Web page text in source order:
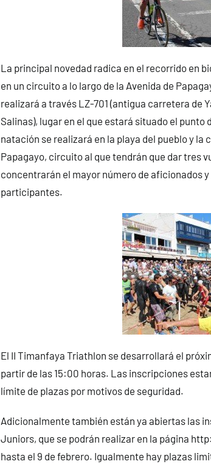
La principal novedad radica en el recorrido en
en un circuito a lo largo de la Avenida de
realizará a través LZ-701 (antigua carretera de
Salinas), lugar en el que estará situado el
natación se realizará en la playa del pueblo y la
Papagayo, circuito al que tendrán que dar tres
concentrarán el mayor número de aficionados
participantes.
El II Timanfaya Triathlon se desarrollará el
partir de las 15:00 horas. Las inscripciones
límite de plazas por motivos de seguridad.
Adicionalmente también están ya abiertas las
Juniors, que se podrán realizar en la página
hasta el 9 de febrero. Igualmente hay plazas